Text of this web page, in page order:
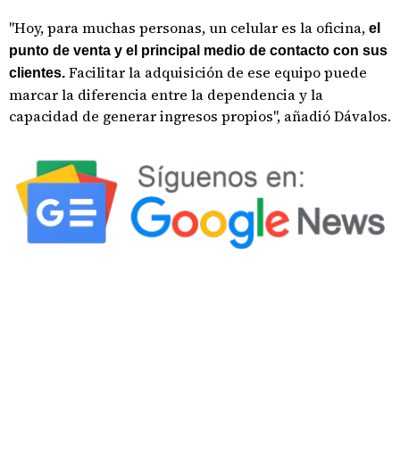
"Hoy, para muchas personas, un celular es la oficina, el
punto de venta y el principal medio de contacto con sus
clientes. Facilitar la adquisición de ese equipo puede
marcar la diferencia entre la dependencia y la
capacidad de generar ingresos propios", añadió Dávalos.